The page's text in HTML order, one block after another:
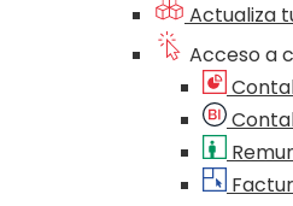
Actualiza
Acceso a